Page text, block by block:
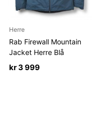
Herre
Rab Firewall Mountain
Jacket Herre Blå
kr3 999